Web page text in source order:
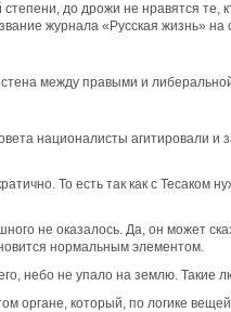
до дрожи не нравятся те,
журнала «Русская жизнь»
между правыми и
националисты агитировали и
То есть так как с Тесаком
не оказалось. Да, он может
нормальным элементом.
небо не упало на землю. Такие
органе, который, по логике